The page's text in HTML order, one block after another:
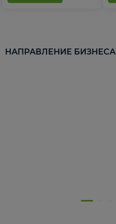
НАПРАВЛЕНИЕ БИЗНЕСА